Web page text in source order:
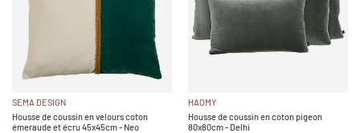
SEMA DESIGN
Housse de coussin en velours coton
émeraude et écru 45x45cm - Neo
HAOMY
Housse de coussin en coton pigeon
80x80cm - Delhi